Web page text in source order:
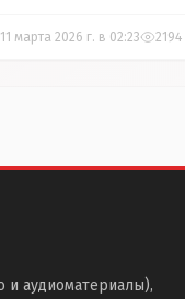
11 марта 2026 г. в 02:23 2194
и аудиоматериалы),